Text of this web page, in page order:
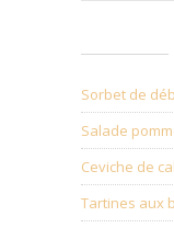
Sorbet de
Salade
Ceviche de
Tartines aux